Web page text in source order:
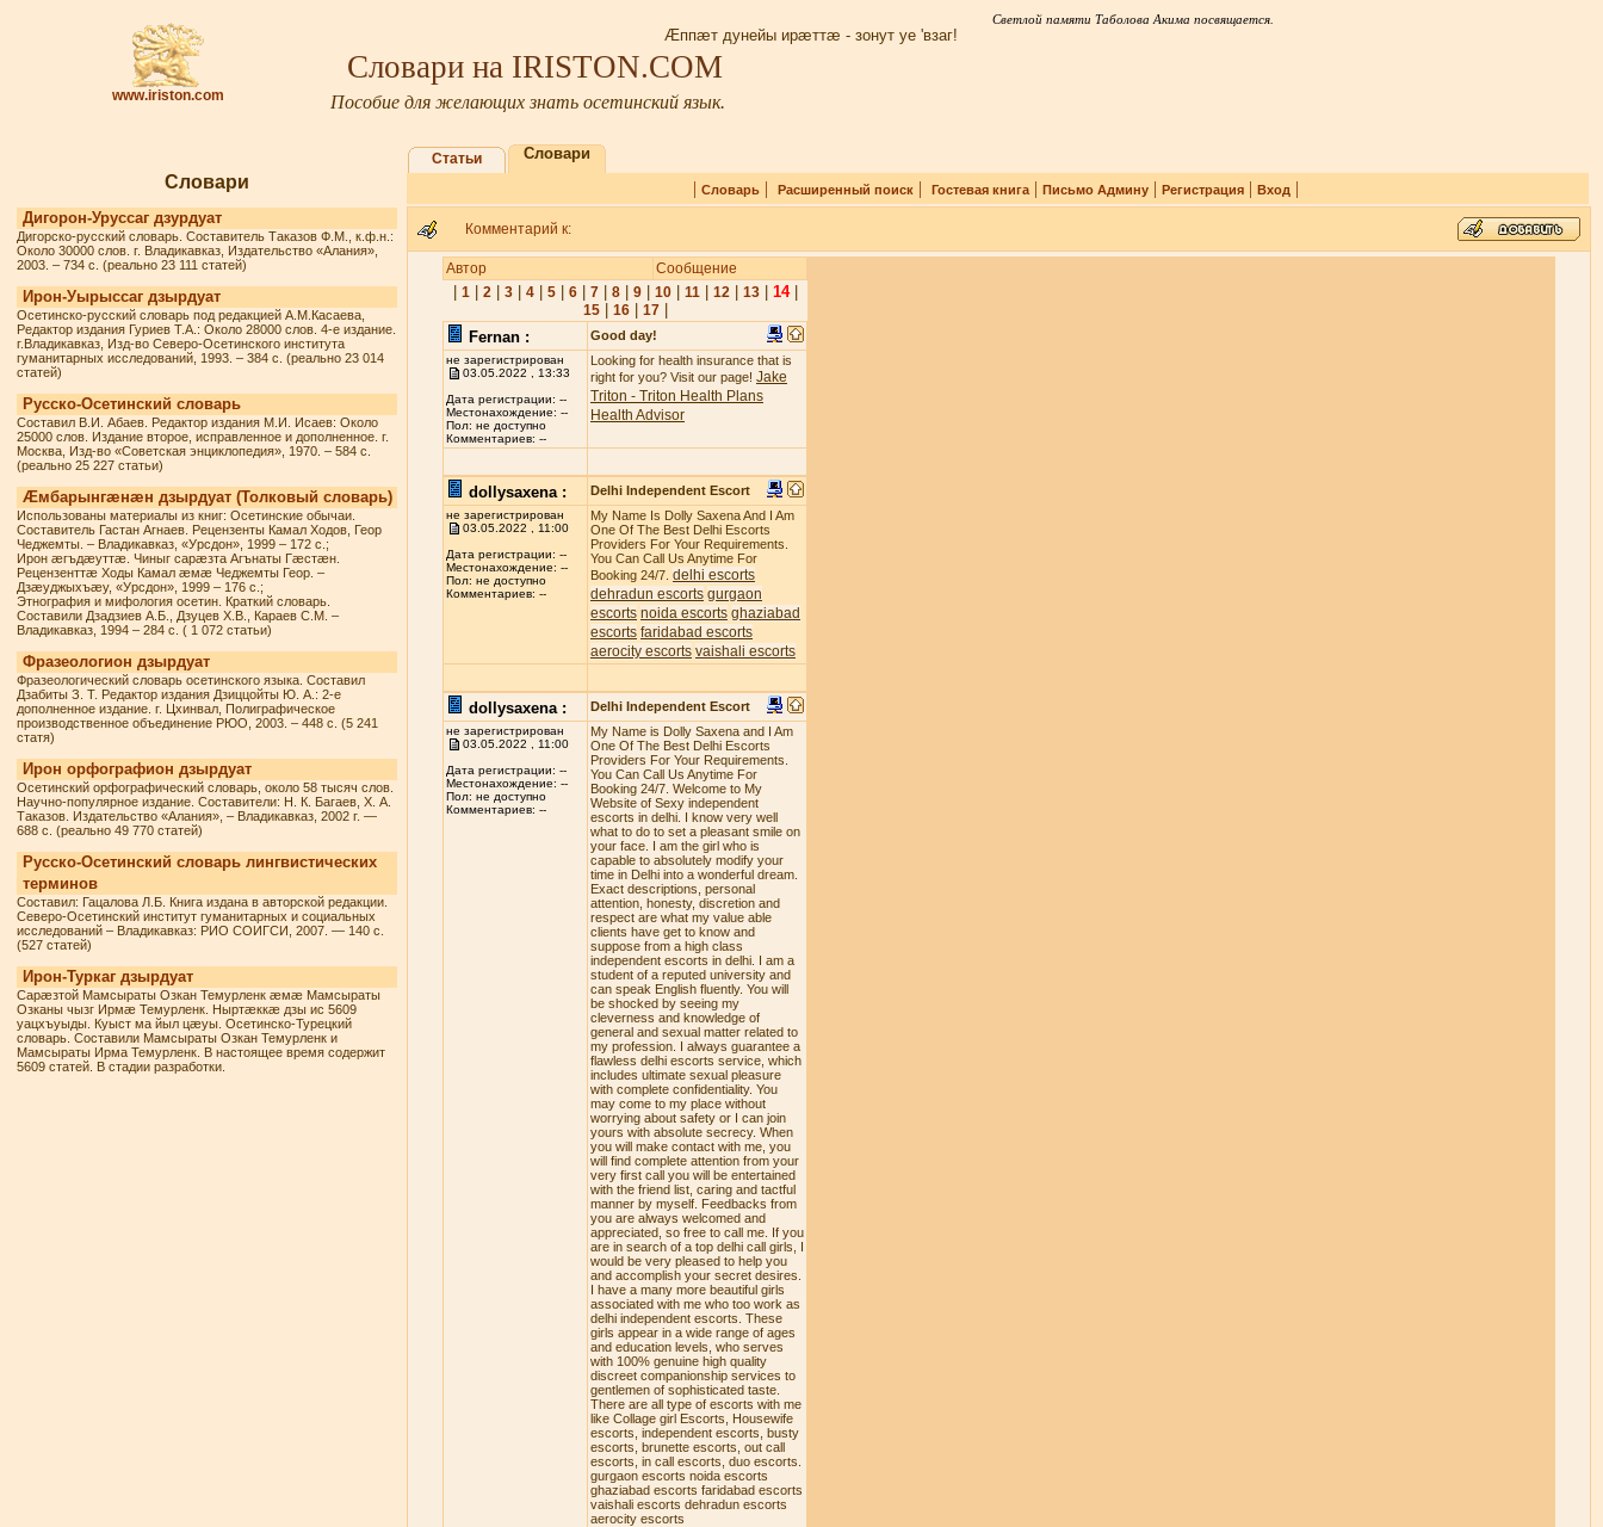
www.iriston.com
Светлой памяти Таболова Акима посвящается.
Æппæт дунейы ирæттæ - зонут уе 'взаг!
Словари на IRISTON.COM
Пособие для желающих знать осетинский язык.
Словари
Дигорон-Уруссаг дзурдуат
Дигорско-русский словарь. Составитель Таказов Ф.М., к.ф.н.:
Около 30000 слов. г. Владикавказ, Издательство «Алания»,
2003. – 734 с. (реально 23 111 статей)
Ирон-Уырыссаг дзырдуат
Осетинско-русский словарь под редакцией А.М.Касаева,
Редактор издания Гуриев Т.А.: Около 28000 слов. 4-е издание.
г.Владикавказ, Изд-во Северо-Осетинского института
гуманитарных исследований, 1993. – 384 с. (реально 23 014
статей)
Русско-Осетинский словарь
Составил В.И. Абаев. Редактор издания М.И. Исаев: Около
25000 слов. Издание второе, исправленное и дополненное. г.
Москва, Изд-во «Советская энциклопедия», 1970. – 584 с.
(реально 25 227 статьи)
Æмбарынгæнæн дзырдуат (Толковый словарь)
Использованы материалы из книг: Осетинские обычаи.
Составитель Гастан Агнаев. Рецензенты Камал Ходов, Геор
Чеджемты. – Владикавказ, «Урсдон», 1999 – 172 с.;
Ирон æгъдæуттæ. Чиныг сарæзта Агънаты Гæстæн.
Рецензенттæ Ходы Камал æмæ Чеджемты Геор. –
Дзæуджыхъæу, «Урсдон», 1999 – 176 с.;
Этнография и мифология осетин. Краткий словарь.
Составили Дзадзиев А.Б., Дзуцев Х.В., Караев С.М. –
Владикавказ, 1994 – 284 с. ( 1 072 статьи)
Фразеологион дзырдуат
Фразеологический словарь осетинского языка. Составил
Дзабиты З. Т. Редактор издания Дзиццойты Ю. А.: 2-е
дополненное издание. г. Цхинвал, Полиграфическое
производственное объединение РЮО, 2003. – 448 с. (5 241
статя)
Ирон орфографион дзырдуат
Осетинский орфографический словарь, около 58 тысяч слов.
Научно-популярное издание. Составители: Н. К. Багаев, Х. А.
Таказов. Издательство «Алания», – Владикавказ, 2002 г. —
688 с. (реально 49 770 статей)
Русско-Осетинский словарь лингвистических
терминов
Составил: Гацалова Л.Б. Книга издана в авторской редакции.
Северо-Осетинский институт гуманитарных и социальных
исследований – Владикавказ: РИО СОИГСИ, 2007. — 140 с.
(527 статей)
Ирон-Туркаг дзырдуат
Сарæзтой Мамсыраты Озкан Темурленк æмæ Мамсыраты
Озканы чызг Ирмæ Темурленк. Ныртæккæ дзы ис 5609
уацхъуыды. Куыст ма йыл цæуы. Осетинско-Турецкий
словарь. Составили Мамсыраты Озкан Темурленк и
Мамсыраты Ирма Темурленк. В настоящее время содержит
5609 статей. В стадии разработки.
Статьи Словари
| Словарь| Расширенный поиск| Гостевая книга| Письмо Админу| Регистрация| Вход |
Комментарий к:
Автор Сообщение
1| 2| 3| 4| 5| 6| 7| 8| 9| 10| 11| 12| 13| 14|
15| 16| 17|
Fernan :
Good day!
не зарегистрирован
03.05.2022 , 13:33
Дата регистрации: --
Местонахождение: --
Пол: не доступно
Комментариев: --
Looking for health insurance that is
right for you? Visit our page! Jake
Triton - Triton Health Plans
Health Advisor
dollysaxena : Delhi Independent Escort
не зарегистрирован
03.05.2022 , 11:00
Дата регистрации: --
Местонахождение: --
Пол: не доступно
Комментариев: --
My Name Is Dolly Saxena And I Am
One Of The Best Delhi Escorts
Providers For Your Requirements.
You Can Call Us Anytime For
Booking 24/7. delhi escorts
dehradun escorts gurgaon
escorts noida escorts ghaziabad
escorts faridabad escorts
aerocity escorts vaishali escorts
dollysaxena : Delhi Independent Escort
не зарегистрирован
03.05.2022 , 11:00
Дата регистрации: --
Местонахождение: --
Пол: не доступно
Комментариев: --
My Name is Dolly Saxena and I Am
One Of The Best Delhi Escorts
Providers For Your Requirements.
You Can Call Us Anytime For
Booking 24/7. Welcome to My
Website of Sexy independent
escorts in delhi. I know very well
what to do to set a pleasant smile on
your face. I am the girl who is
capable to absolutely modify your
time in Delhi into a wonderful dream.
Exact descriptions, personal
attention, honesty, discretion and
respect are what my value able
clients have get to know and
suppose from a high class
independent escorts in delhi. I am a
student of a reputed university and
can speak English fluently. You will
be shocked by seeing my
cleverness and knowledge of
general and sexual matter related to
my profession. I always guarantee a
flawless delhi escorts service, which
includes ultimate sexual pleasure
with complete confidentiality. You
may come to my place without
worrying about safety or I can join
yours with absolute secrecy. When
you will make contact with me, you
will find complete attention from your
very first call you will be entertained
with the friend list, caring and tactful
manner by myself. Feedbacks from
you are always welcomed and
appreciated, so free to call me. If you
are in search of a top delhi call girls, I
would be very pleased to help you
and accomplish your secret desires.
I have a many more beautiful girls
associated with me who too work as
delhi independent escorts. These
girls appear in a wide range of ages
and education levels, who serves
with 100% genuine high quality
discreet companionship services to
gentlemen of sophisticated taste.
There are all type of escorts with me
like Collage girl Escorts, Housewife
escorts, independent escorts, busty
escorts, brunette escorts, out call
escorts, in call escorts, duo escorts.
gurgaon escorts noida escorts
ghaziabad escorts faridabad escorts
vaishali escorts dehradun escorts
aerocity escorts